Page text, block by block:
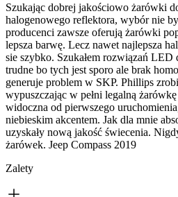
Szukając dobrej jakościowo żarówki
halogenowego reflektora, wybór nie
producenci zawsze oferują żarówki
lepsza barwę. Lecz nawet najlepsza
sie szybko. Szukałem rozwiązań LED
trudne bo tych jest sporo ale brak
generuje problem w SKP. Phillips
wypuszczając w pełni legalną
widoczna od pierwszego
niebieskim akcentem. Jak dla mnie
uzyskały nową jakość świecenia.
żarówek. Jeep Compass 2019
Zalety